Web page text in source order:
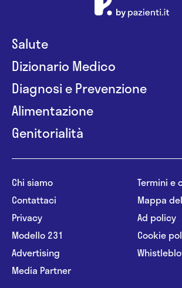
Salute
Dizionario Medico
Diagnosi e Prevenzione
Alimentazione
Genitorialità
Chi siamo
Contattaci
Privacy
Modello 231
Advertising
Media Partner
Termini e
Mappa
Ad policy
Cookie